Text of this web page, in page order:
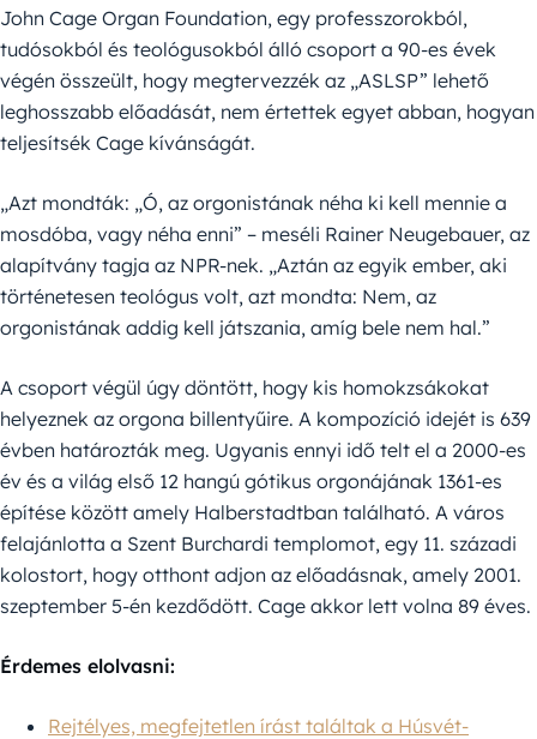
John Cage Organ Foundation, egy professzorokból,
tudósokból és teológusokból álló csoport a 90-es évek
végén összeült, hogy megtervezzék az „ASLSP” lehető
leghosszabb előadását, nem értettek egyet abban, hogyan
teljesítsék Cage kívánságát.
„Azt mondták: „Ó, az orgonistának néha ki kell mennie a
mosdóba, vagy néha enni” – meséli Rainer Neugebauer, az
alapítvány tagja az NPR-nek. „Aztán az egyik ember, aki
történetesen teológus volt, azt mondta: Nem, az
orgonistának addig kell játszania, amíg bele nem hal.”
A csoport végül úgy döntött, hogy kis homokzsákokat
helyeznek az orgona billentyűire. A kompozíció idejét is 639
évben határozták meg. Ugyanis ennyi idő telt el a 2000-es
év és a világ első 12 hangú gótikus orgonájának 1361-es
építése között amely Halberstadtban található. A város
felajánlotta a Szent Burchardi templomot, egy 11. századi
kolostort, hogy otthont adjon az előadásnak, amely 2001.
szeptember 5-én kezdődött. Cage akkor lett volna 89 éves.
Érdemes elolvasni:
Rejtélyes, megfejtetlen írást találtak a Húsvét-